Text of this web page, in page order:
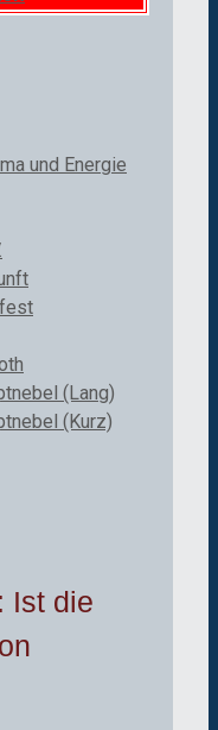
und Energie
(Lang)
(Kurz)
Ist die